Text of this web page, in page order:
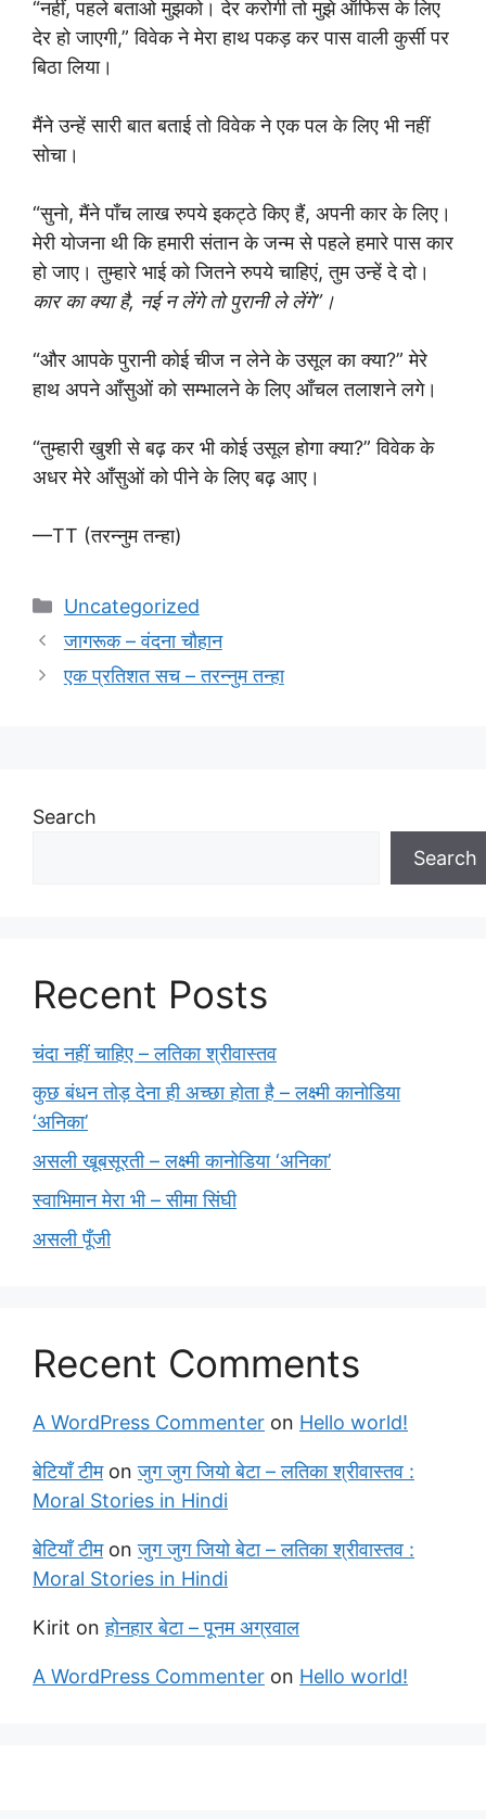
“नहीं, पहले बताओ मुझको। देर करोगी तो मुझे ऑफिस के लिए
देर हो जाएगी,” विवेक ने मेरा हाथ पकड़ कर पास वाली कुर्सी पर
बिठा लिया।
मैंने उन्हें सारी बात बताई तो विवेक ने एक पल के लिए भी नहीं
सोचा।
“सुनो, मैंने पाँच लाख रुपये इकट्ठे किए हैं, अपनी कार के लिए।
मेरी योजना थी कि हमारी संतान के जन्म से पहले हमारे पास कार
हो जाए। तुम्हारे भाई को जितने रुपये चाहिएं, तुम उन्हें दे दो।
कार का क्या है, नई न लेंगे तो पुरानी ले लेंगे”।
“और आपके पुरानी कोई चीज न लेने के उसूल का क्या?” मेरे
हाथ अपने आँसुओं को सम्भालने के लिए आँचल तलाशने लगे।
“तुम्हारी खुशी से बढ़ कर भी कोई उसूल होगा क्या?” विवेक के
अधर मेरे आँसुओं को पीने के लिए बढ़ आए।
—TT (तरन्नुम तन्हा)
Categories
Uncategorized
जागरूक – वंदना चौहान
एक प्रतिशत सच – तरन्नुम तन्हा
Search
Search
Recent Posts
चंदा नहीं चाहिए – लतिका श्रीवास्तव
कुछ बंधन तोड़ देना ही अच्छा होता है – लक्ष्मी कानोडिया
‘अनिका’
असली खूबसूरती – लक्ष्मी कानोडिया ‘अनिका’
स्वाभिमान मेरा भी – सीमा सिंघी
असली पूँजी
Recent Comments
A WordPress Commenter on Hello world!
बेटियाँ टीमonजुग जुग जियो बेटा – लतिका श्रीवास्तव :
Moral Stories in Hindi
बेटियाँ टीमonजुग जुग जियो बेटा – लतिका श्रीवास्तव :
Moral Stories in Hindi
Kirit onहोनहार बेटा – पूनम अग्रवाल
A WordPress Commenter on Hello world!